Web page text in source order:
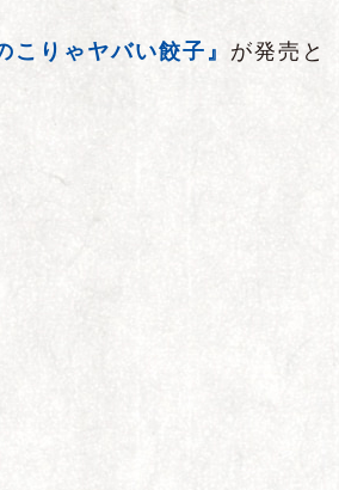
こりゃヤバい餃子』 が発売と